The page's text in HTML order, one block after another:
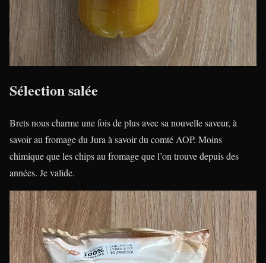
Sélection salée
Brets nous charme une fois de plus avec sa nouvelle saveur, à
savoir au fromage du Jura à savoir du comté AOP. Moins
chimique que les chips au fromage que l’on trouve depuis des
années. Je valide.